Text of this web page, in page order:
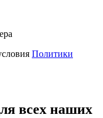
Политики
всех наших